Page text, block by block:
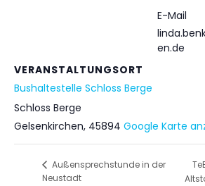
VERANSTALTUNGSORT
Bushaltestelle Schloss Berge
Schloss Berge
Gelsenkirchen, 45894 Google Karte
E-Mail
en.de
Außensprechstunde in der
Neustadt